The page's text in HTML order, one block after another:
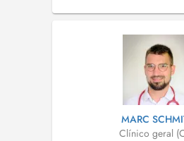
MARC
Clínico geral